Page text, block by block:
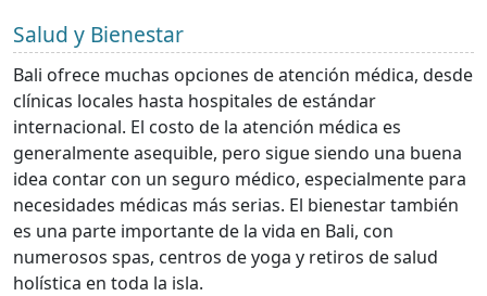
Salud y Bienestar
Bali ofrece muchas opciones de atención médica, desde
clínicas locales hasta hospitales de estándar
internacional. El costo de la atención médica es
generalmente asequible, pero sigue siendo una buena
idea contar con un seguro médico, especialmente para
necesidades médicas más serias. El bienestar también
es una parte importante de la vida en Bali, con
numerosos spas, centros de yoga y retiros de salud
holística en toda la isla.